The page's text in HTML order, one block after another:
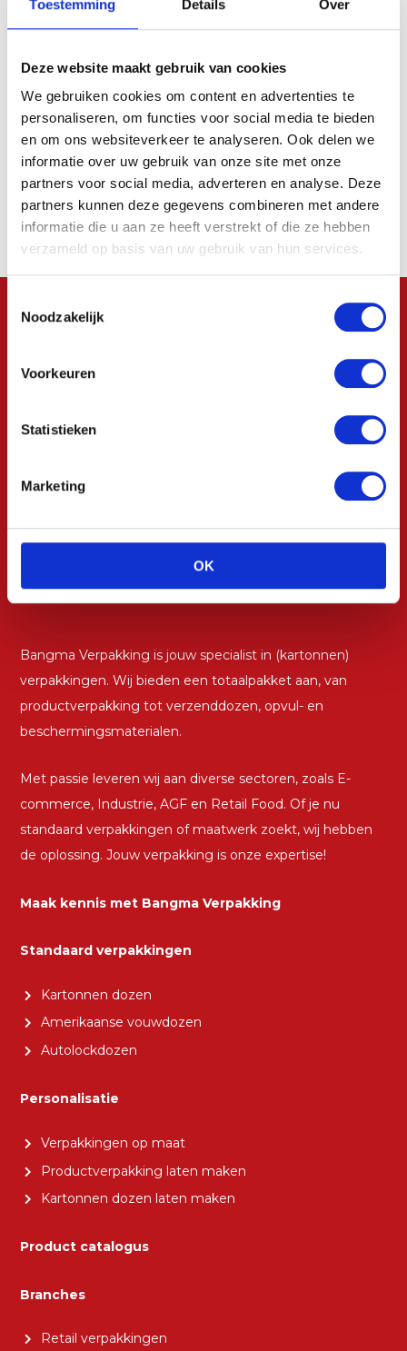
Toestemming Details Over
Deze website maakt gebruik van cookies
We gebruiken cookies om content en advertenties te
personaliseren, om functies voor social media te bieden
en om ons websiteverkeer te analyseren. Ook delen we
informatie over uw gebruik van onze site met onze
partners voor social media, adverteren en analyse. Deze
partners kunnen deze gegevens combineren met andere
informatie die u aan ze heeft verstrekt of die ze hebben
verzameld op basis van uw gebruik van hun services.
Noodzakelijk
Voorkeuren
Statistieken
Marketing
OK
E-
mailadres
Telefoon
Uw
vraag
Bangma Verpakking is jouw specialist in (kartonnen)
verpakkingen. Wij bieden een totaalpakket aan, van
productverpakking tot verzenddozen, opvul- en
beschermingsmaterialen.
Met passie leveren wij aan diverse sectoren, zoals E-
commerce, Industrie, AGF en Retail Food. Of je nu
standaard verpakkingen of maatwerk zoekt, wij hebben
de oplossing. Jouw verpakking is onze expertise!
Maak kennis met Bangma Verpakking
Standaard verpakkingen
Kartonnen dozen
Amerikaanse vouwdozen
Autolockdozen
Personalisatie
Verpakkingen op maat
Productverpakking laten maken
Kartonnen dozen laten maken
Product catalogus
Branches
Retail verpakkingen